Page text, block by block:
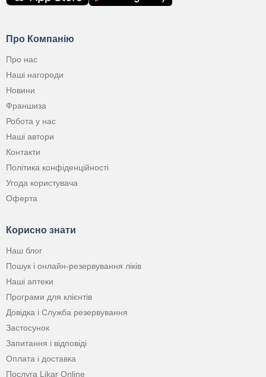
Про Компанію
Про нас
Наші нагороди
Новини
Франшиза
Робота у нас
Наші автори
Контакти
Політика конфіденційності
Угода користувача
Оферта
Корисно знати
Наш блог
Пошук і онлайн-резервування ліків
Наші аптеки
Програми для клієнтів
Довідка і Служба резервування
Застосунок
Запитання і відповіді
Оплата і доставка
Послуга Likar Online